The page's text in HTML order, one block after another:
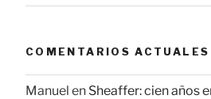
COMENTARIOS ACTUALES
Manuel en Sheaffer: cien años